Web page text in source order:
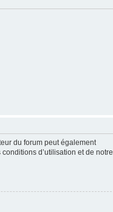
du forum peut également
d’utilisation et de notre